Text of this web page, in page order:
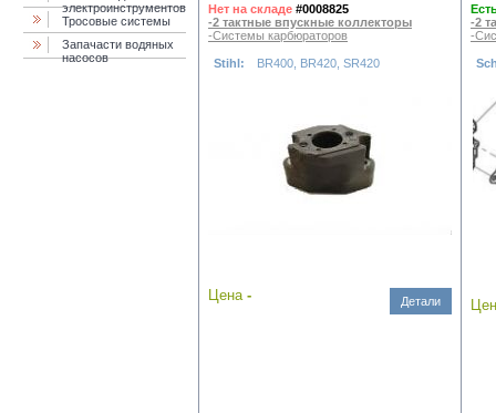
электроинструментов
Тросовые системы
Запачасти водяных
насосов
Нет на складе #0008825
-2 тактные впускные коллекторы
-Системы карбюраторов
Stihl: BR400, BR420, SR420
Цена - Детали
-2
-